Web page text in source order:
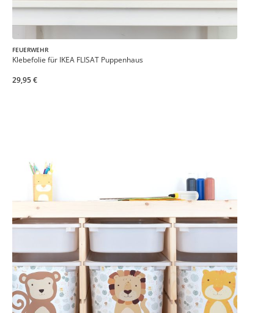
FEUERWEHR
Klebefolie für IKEA FLISAT Puppenhaus
29,95 €